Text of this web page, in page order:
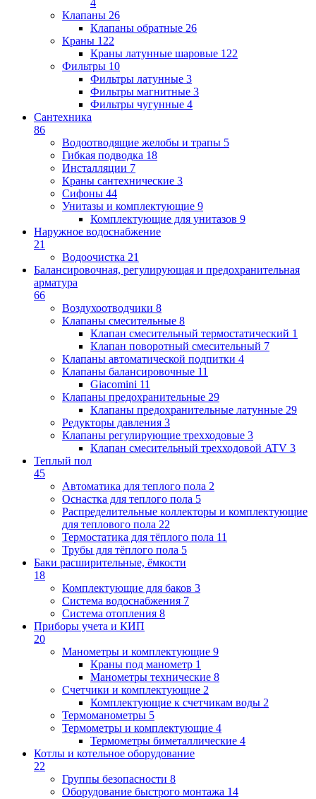
Клапаны 26
Клапаны обратные 26
Краны 122
Краны латунные шаровые 122
Фильтры 10
Фильтры латунные 3
Фильтры магнитные 3
Фильтры чугунные 4
Сантехника
86
Водоотводящие желобы и трапы 5
Гибкая подводка 18
Инсталляции 7
Краны сантехнические 3
Сифоны 44
Унитазы и комплектующие 9
Комплектующие для унитазов 9
Наружное водоснабжение
21
Водоочистка 21
Балансировочная, регулирующая и предохранительная
арматура
66
Воздухоотводчики 8
Клапаны cмесительные 8
Клапан cмесительный термостатический 1
Клапан поворотный cмесительный 7
Клапаны автоматической подпитки 4
Клапаны балансировочные 11
Giacomini 11
Клапаны предохранительные 29
Клапаны предохранительные латунные 29
Редукторы давления 3
Клапаны регулирующие трехходовые 3
Клапан смесительный трехходовой ATV 3
Теплый пол
45
Автоматика для теплого пола 2
Оснастка для теплого пола 5
Распределительные коллекторы и комплектующие
для теплового пола 22
Термостатика для тёплого пола 11
Трубы для тёплого пола 5
Баки расширительные, ёмкости
18
Комплектующие для баков 3
Система водоснабжения 7
Система отопления 8
Приборы учета и КИП
20
Манометры и комплектующие 9
Краны под манометр 1
Манометры технические 8
Счетчики и комплектующие 2
Комплектующие к счетчикам воды 2
Термоманометры 5
Термометры и комплектующие 4
Термометры биметаллические 4
Котлы и котельное оборудование
22
Группы безопасности 8
Оборудование быстрого монтажа 14